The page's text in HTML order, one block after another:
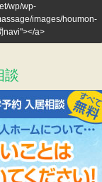
wp/wp-
images/houmon-
navi"></a>
談